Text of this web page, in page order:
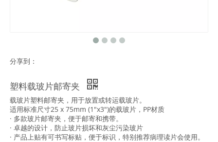
分享到：
塑料载玻片邮寄夹
载玻片塑料邮寄夹，用于放置或转运载玻片。
适用标准尺寸25 x 75mm (1"x3")的载玻片，PP材质
· 多款玻片邮寄夹，便于邮寄和携带。
· 卓越的设计，防止玻片损坏和灰尘污染玻片
· 产品上贴有可书写标贴，便于标识，特别推荐病理读片会使用。